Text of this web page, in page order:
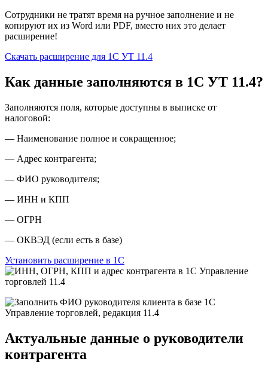
Сотрудники не тратят время на ручное заполнение и не
копируют их из Word или PDF, вместо них это делает
расширение!
Скачать расширение для 1С УТ 11.4
Как данные заполняются в 1С УТ 11.4?
Заполняются поля, которые доступны в выписке от
налоговой:
— Наименование полное и сокращенное;
— Адрес контрагента;
— ФИО руководителя;
— ИНН и КПП
— ОГРН
— ОКВЭД (если есть в базе)
Установить расширение в 1С
Актуальные данные о руководители
контрагента